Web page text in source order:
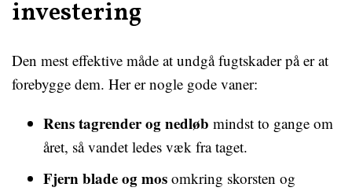
investering
Den mest effektive måde at undgå fugtskader på er at
forebygge dem. Her er nogle gode vaner:
Rens tagrender og nedløb mindst to gange om
året, så vandet ledes væk fra taget.
Fjern blade og mos omkring skorsten og